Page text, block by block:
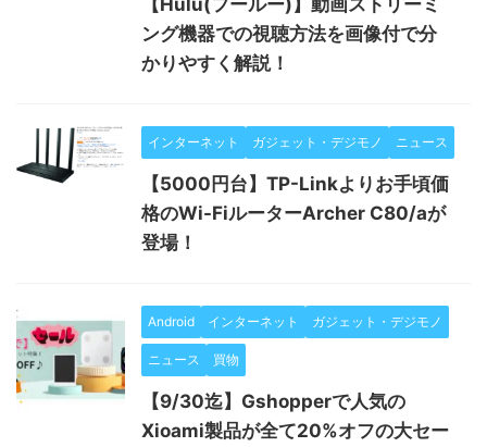
ング機器での視聴方法を画像付で分
かりやすく解説！
インターネット ガジェット・デジモノ ニュース
【5000円台】TP-Linkよりお手頃価
格のWi-FiルーターArcher C80/aが
登場！
Android インターネット ガジェット・デジモノ
ニュース 買物
【9/30迄】Gshopperで人気の
Xioami製品が全て20%オフの大セー